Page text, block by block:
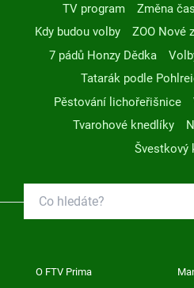
TV program
Změna
Kdy budou volby
ZOO Nové
7 pádů Honzy Dědka
Tatarák podle
Pěstování lichořeřišnice
Tvarohové knedlíky
Švestkový
O FTV Prima